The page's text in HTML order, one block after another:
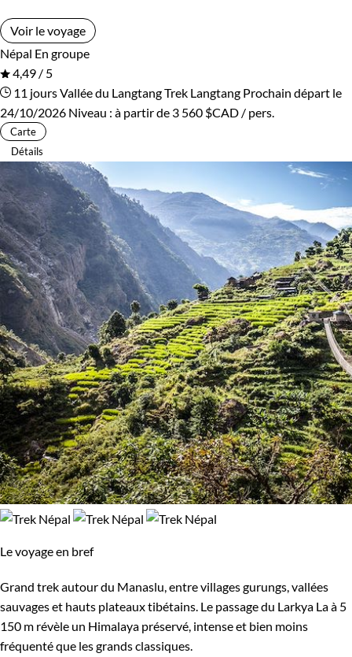
Voir le voyage
Népal En groupe
4,49 / 5
11 joursVallée du LangtangTrek Langtang Prochain départ le
24/10/2026 Niveau : à partir de 3 560 $CAD / pers.
Carte
Détails
Le voyage en bref
Grand trek autour du Manaslu, entre villages gurungs, vallées
sauvages et hauts plateaux tibétains. Le passage du Larkya La à 5
150 m révèle un Himalaya préservé, intense et bien moins
fréquenté que les grands classiques.